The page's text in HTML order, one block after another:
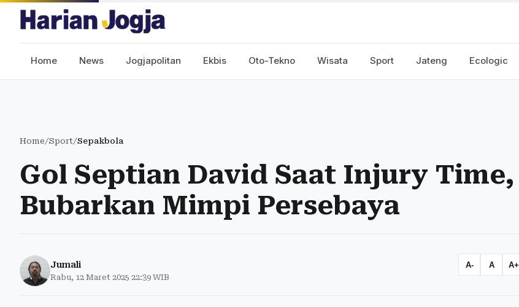
Home News Jogjapolitan Ekbis Oto-Tekno Wisata Sport Jateng Ecologic
Home/Sport/Sepakbola
Gol Septian David Saat Injury Time,
Bubarkan Mimpi Persebaya
Jumali
Rabu, 12 Maret 2025 22:39 WIB
A- A A+